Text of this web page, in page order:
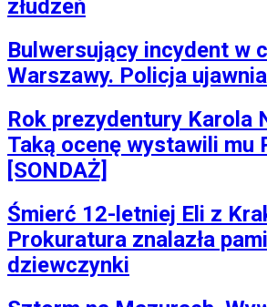
złudzeń
Bulwersujący incydent w
Warszawy. Policja
Rok prezydentury Karola
Taką ocenę wystawili mu
[SONDAŻ]
Śmierć 12-letniej Eli z
Prokuratura znalazła
dziewczynki